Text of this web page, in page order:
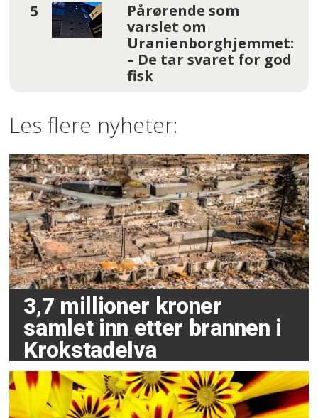
Pårørende som
varslet om
Uranienborghjemmet:
– De tar svaret for god
fisk
Les flere nyheter:
3,7 millioner kroner
samlet inn etter brannen i
Krokstadelva